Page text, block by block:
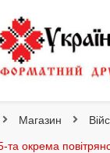
України
Магазин
та окрема